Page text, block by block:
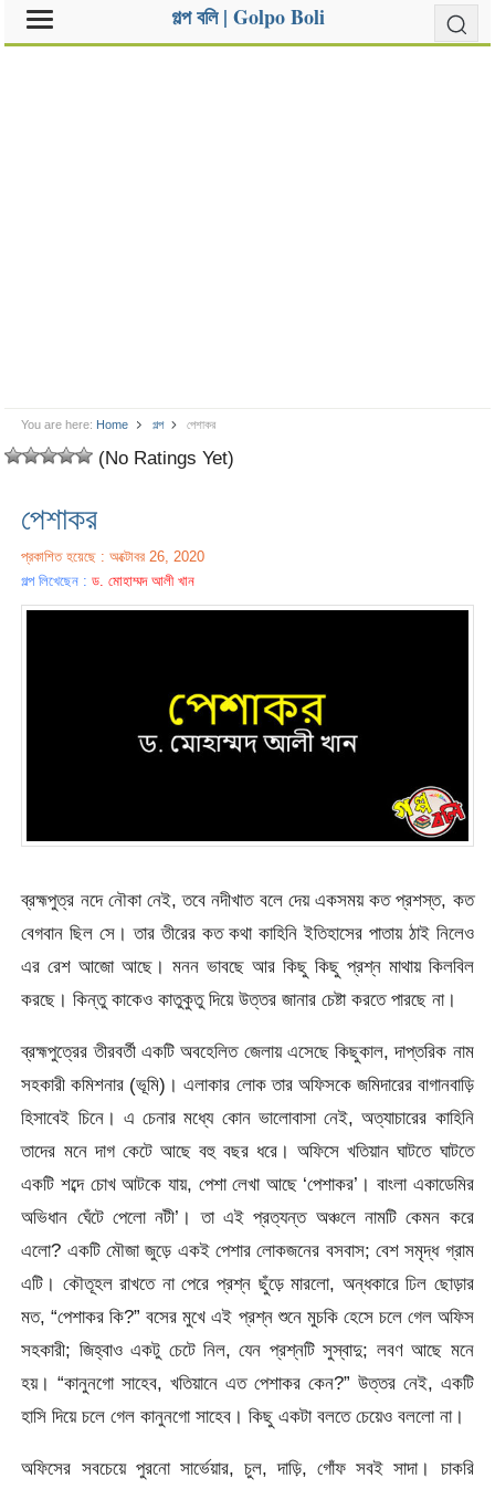
গল্প বলি | Golpo Boli
You are here: Home গল্প পেশাকর
(No Ratings Yet)
পেশাকর
প্রকাশিত হয়েছে : অক্টোবর 26, 2020
গল্প লিখেছেন :ড. মোহাম্মদ আলী খান
ব্রহ্মপুত্র নদে নৌকা নেই, তবে নদীখাত বলে দেয় একসময় কত প্রশস্ত, কত
বেগবান ছিল সে। তার তীরের কত কথা কাহিনি ইতিহাসের পাতায় ঠাই নিলেও
এর রেশ আজো আছে। মনন ভাবছে আর কিছু কিছু প্রশ্ন মাথায় কিলবিল
করছে। কিন্তু কাকেও কাতুকুতু দিয়ে উত্তর জানার চেষ্টা করতে পারছে না।
ব্রহ্মপুত্রের তীরবর্তী একটি অবহেলিত জেলায় এসেছে কিছুকাল, দাপ্তরিক নাম
সহকারী কমিশনার (ভূমি)। এলাকার লোক তার অফিসকে জমিদারের বাগানবাড়ি
হিসাবেই চিনে। এ চেনার মধ্যে কোন ভালোবাসা নেই, অত্যাচারের কাহিনি
তাদের মনে দাগ কেটে আছে বহু বছর ধরে। অফিসে খতিয়ান ঘাটতে ঘাটতে
একটি শব্দে চোখ আটকে যায়, পেশা লেখা আছে ‘পেশাকর’। বাংলা একাডেমির
অভিধান ঘেঁটে পেলো নটী’। তা এই প্রত্যন্ত অঞ্চলে নামটি কেমন করে
এলো? একটি মৌজা জুড়ে একই পেশার লোকজনের বসবাস; বেশ সমৃদ্ধ গ্রাম
এটি। কৌতূহল রাখতে না পেরে প্রশ্ন ছুঁড়ে মারলো, অন্ধকারে ঢিল ছোড়ার
মত, “পেশাকর কি?” বসের মুখে এই প্রশ্ন শুনে মুচকি হেসে চলে গেল অফিস
সহকারী; জিহ্বাও একটু চেটে নিল, যেন প্রশ্নটি সুস্বাদু; লবণ আছে মনে
হয়। “কানুনগো সাহেব, খতিয়ানে এত পেশাকর কেন?” উত্তর নেই, একটি
হাসি দিয়ে চলে গেল কানুনগো সাহেব। কিছু একটা বলতে চেয়েও বললো না।
অফিসের সবচেয়ে পুরনো সার্ভেয়ার, চুল, দাড়ি, গোঁফ সবই সাদা। চাকরি